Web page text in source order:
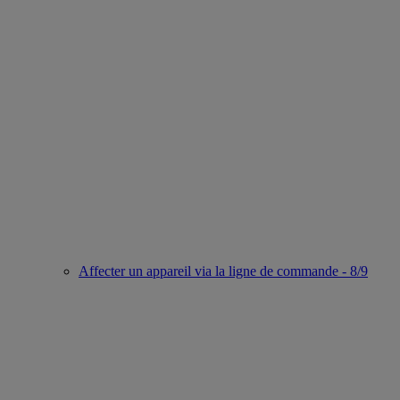
Affecter un appareil via la ligne de commande - 8/9